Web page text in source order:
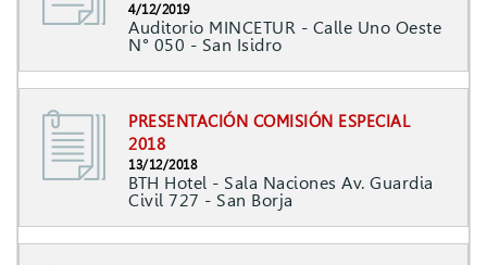
4/12/2019
Auditorio MINCETUR - Calle Uno Oeste
N° 050 - San Isidro
PRESENTACIÓN COMISIÓN ESPECIAL
2018
13/12/2018
BTH Hotel - Sala Naciones Av. Guardia
Civil 727 - San Borja